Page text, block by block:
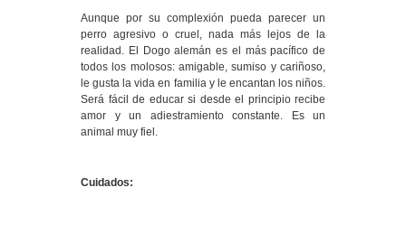
Aunque por su complexión pueda parecer un
perro agresivo o cruel, nada más lejos de la
realidad. El Dogo alemán es el más pacífico de
todos los molosos: amigable, sumiso y cariñoso,
le gusta la vida en familia y le encantan los niños.
Será fácil de educar si desde el principio recibe
amor y un adiestramiento constante. Es un
animal muy fiel.
Cuidados: